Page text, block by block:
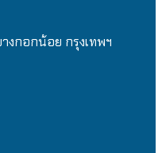
างกอกน้อย กรุงเทพฯ